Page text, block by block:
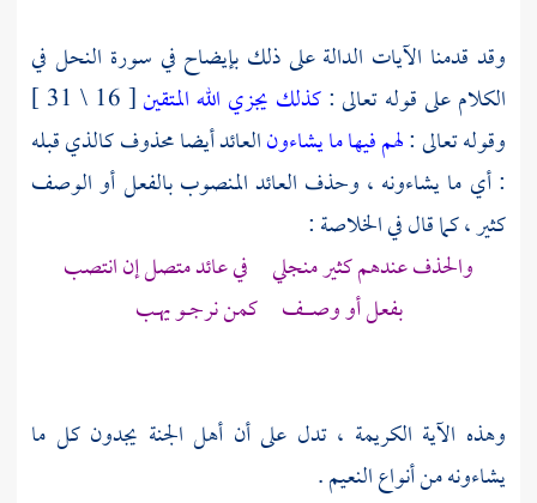
وقد قدمنا الآيات الدالة على ذلك بإيضاح في سورة النحل في
الكلام على قوله تعالى :كذلك يجزي الله المتقين
[ 16 \ 31 ]
وقوله تعالى :لهم فيها ما يشاءونالعائد أيضا محذوف كالذي قبله
: أي ما يشاءونه ، وحذف العائد المنصوب بالفعل أو الوصف
كثير ، كما قال في الخلاصة :
والحذف عندهم كثير منجلي في عائد متصل إن انتصب
بفعل أو وصـــــــف كمن نرجـــو يهــب
وهذه الآية الكريمة ، تدل على أن أهل الجنة يجدون كل ما
يشاءونه من أنواع النعيم .